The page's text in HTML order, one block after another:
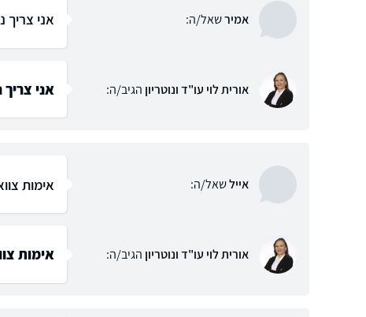
אמירשאל/ה: אני צריך
אורית לוי עו"ד ונוטריון הגיב/ה: אני צריך
איילשאל/ה: אימות
אורית לוי עו"ד ונוטריון הגיב/ה: אימות